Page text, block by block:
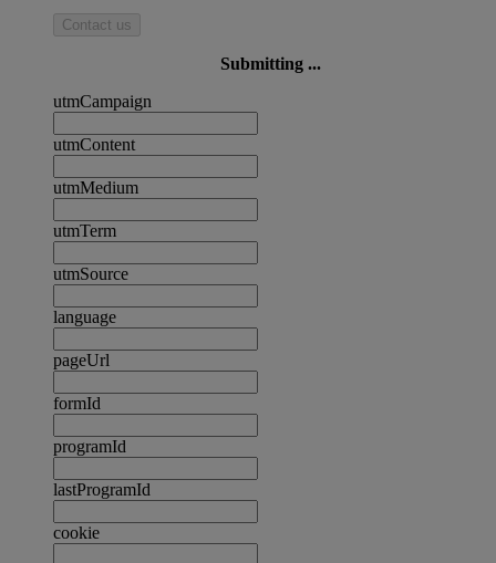
Contact us
Submitting ...
utmCampaign
utmContent
utmMedium
utmTerm
utmSource
language
pageUrl
formId
programId
lastProgramId
cookie